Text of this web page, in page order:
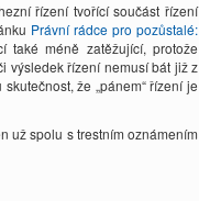
řízení tvořící součást řízení
Právní rádce pro pozůstalé:
také méně zatěžující, protože
výsledek řízení nemusí bát již z
že „pánem“ řízení je
už spolu s trestním oznámením